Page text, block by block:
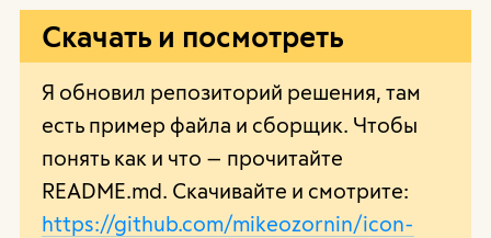
Скачать и посмотреть
Я обновил репозиторий решения, там
есть пример файла и сборщик. Чтобы
понять как и что — прочитайте
README.md. Скачивайте и смотрите:
https://github.com/mikeozornin/icon-